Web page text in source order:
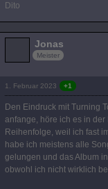
Dito
Jonas
Meister
1. Februar 2023 +1
Den Eindruck mit Turning
anfange, höre ich es in
Reihenfolge, weil ich fast
habe ich meistens alle
gelungen und das Album
obwohl ich nicht wirklich